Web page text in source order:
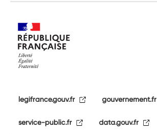
legifrance.gouv.fr gouvernement.fr
service-public.fr data.gouv.fr